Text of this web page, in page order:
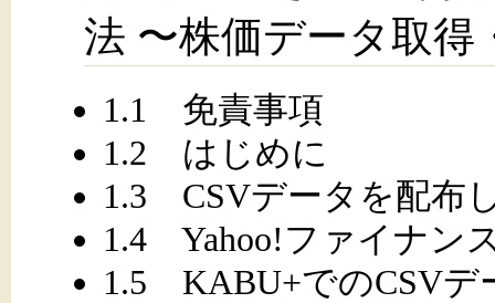
法 〜株価データ取得
1.1 免責事項
1.2 はじめに
1.3 CSVデータを配布
1.4 Yahoo!ファイナン
1.5 KABU+でのCSVデ